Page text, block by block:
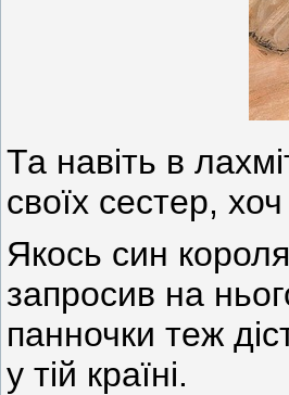
Та навіть в
своїх сестер,
Якось син
запросив на
панночки теж
у тій країні.